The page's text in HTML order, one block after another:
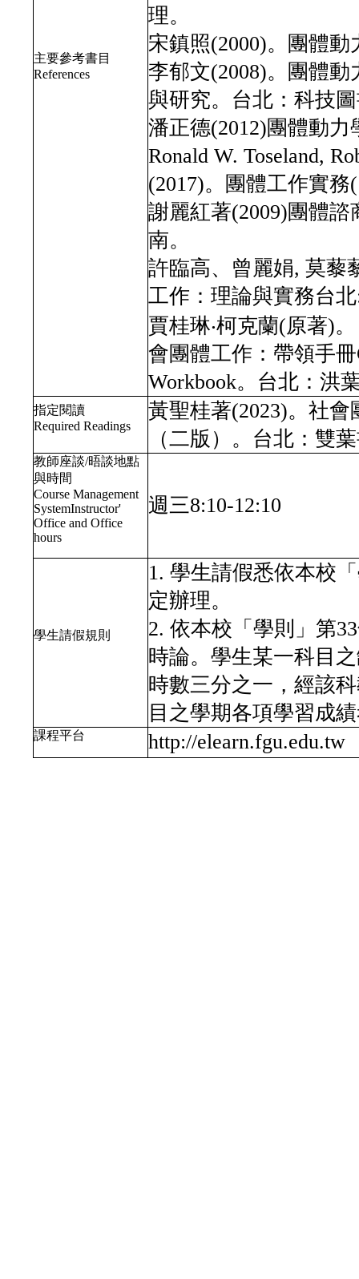
主要參考書目
References
理。
宋鎮照(2000)。團體
李郁文(2008)。團體
與研究。台北：科技
潘正德(2012)團體動
Ronald W. Toseland,
(2017)。團體工作實
謝麗紅著(2009)團體
南。
許臨高、曾麗娟, 莫藜
工作：理論與實務台
賈桂琳‧柯克蘭(原著)
會團體工作：帶領手冊
Workbook。台北：洪
指定閱讀
Required Readings
黃聖桂著(2023)。社
（二版）。台北：雙
教師座談/晤談地點
與時間
Course Management
SystemInstructor'
Office and Office
hours
週三8:10-12:10
學生請假規則
1. 學生請假悉依本校
定辦理。
2. 依本校「學則」第
時論。學生某一科目
時數三分之一，經該
目之學期各項學習成
課程平台 http://elearn.fgu.edu.tw